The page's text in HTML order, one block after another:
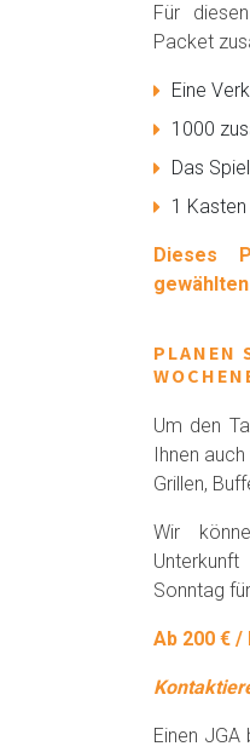
Für
Packet
Eine
1000
Das
1
Dieses
PLANEN
Um den
Ihnen
Grillen,
Wir
Sonntag
Ab 200 €
Einen JGA